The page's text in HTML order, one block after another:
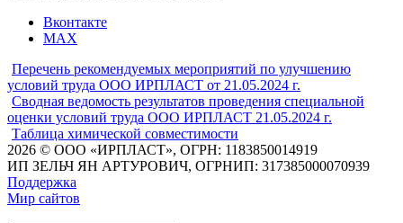
Вконтакте
MAX
Перечень рекомендуемых мероприятий по улучшению
условий труда ООО ИРПЛАСТ от 21.05.2024 г.
Сводная ведомость результатов проведения специальной
оценки условий труда ООО ИРПЛАСТ 21.05.2024 г.
Таблица химической совместимости
2026 © ООО «ИРПЛАСТ», ОГРН: 1183850014919
ИП ЗЕЛЬЧ ЯН АРТУРОВИЧ, ОГРНИП: 317385000070939
Поддержка
Мир сайтов